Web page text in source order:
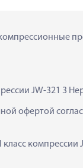
JW-321 3
офертой